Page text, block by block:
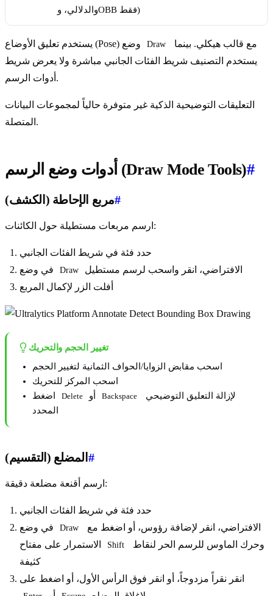
والدلالي، وOBB فقط)
Draw
يستخدم التصنيف شريط الفئات الجانبي مباشرة ولا يعرض شريط
أدوات الرسم.
التعليقات التوضيحية الذكية غير متوفرة حالياً لمجموعات البيانات
المتصلة.
أدوات وضع الرسم (Draw Mode Tools)#
مربع الإحاطة (الكشف)#
ارسم مربعات مستطيلة حول الكائنات:
حدد فئة في شريط الفئات الجانبي
Draw
الافتراضي، انقر واسحب لرسم مستطيل
أفلت الزر لإكمال المربع
تغيير الحجم والتحريك
اسحب مقابض الزوايا/الحواف الثمانية لتغيير الحجم
اسحب المركز للتحريك
Delete Backspace
المحدد
المضلع (التقسيم) #
ارسم أقنعة مضلعة دقيقة:
حدد فئة في شريط الفئات الجانبي
Draw
Shift
كثيفة
انقر نقراً مزدوجاً، أو انقر فوق الرأس الأول، أو اضغط على